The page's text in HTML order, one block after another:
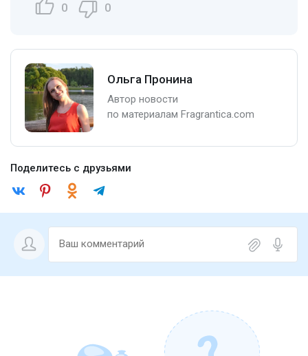
0 0
Ольга Пронина
Автор новости
по материалам Fragrantica.com
Поделитесь с друзьями